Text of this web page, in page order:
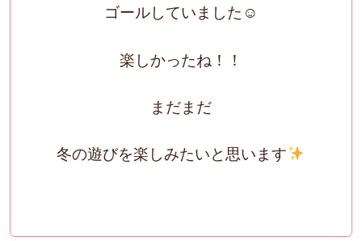
ゴールしていました☺
楽しかったね！！
まだまだ
冬の遊びを楽しみたいと思います